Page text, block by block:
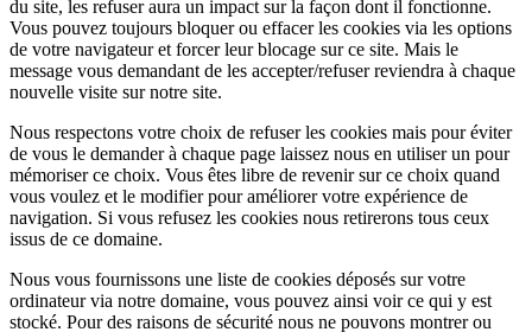
du site, les refuser aura un impact sur la façon dont il fonctionne.
Vous pouvez toujours bloquer ou effacer les cookies via les options
de votre navigateur et forcer leur blocage sur ce site. Mais le
message vous demandant de les accepter/refuser reviendra à chaque
nouvelle visite sur notre site.
Nous respectons votre choix de refuser les cookies mais pour éviter
de vous le demander à chaque page laissez nous en utiliser un pour
mémoriser ce choix. Vous êtes libre de revenir sur ce choix quand
vous voulez et le modifier pour améliorer votre expérience de
navigation. Si vous refusez les cookies nous retirerons tous ceux
issus de ce domaine.
Nous vous fournissons une liste de cookies déposés sur votre
ordinateur via notre domaine, vous pouvez ainsi voir ce qui y est
stocké. Pour des raisons de sécurité nous ne pouvons montrer ou